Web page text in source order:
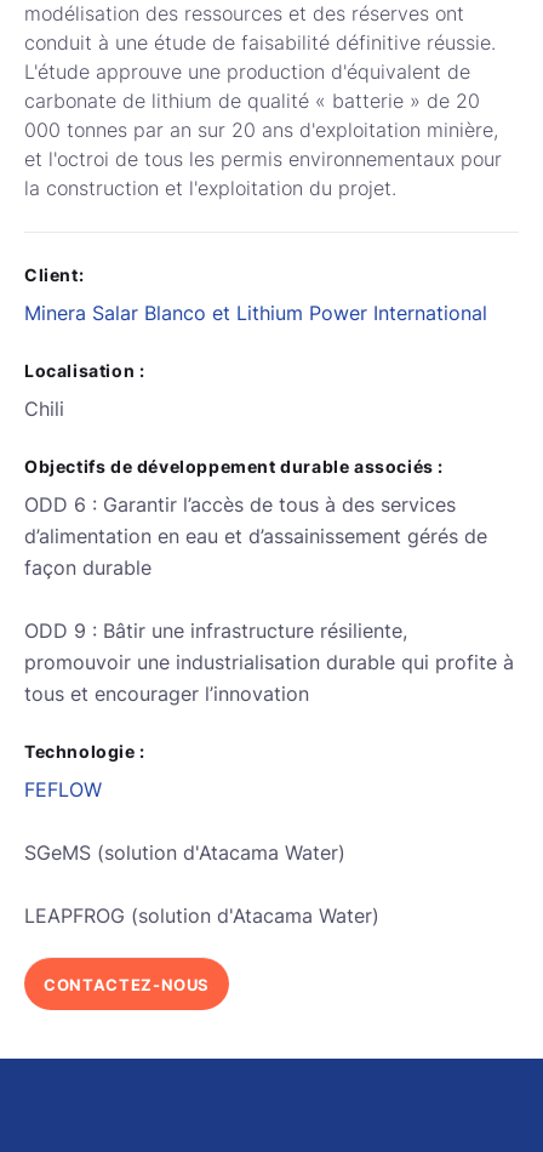
modélisation des ressources et des réserves ont
conduit à une étude de faisabilité définitive réussie.
L'étude approuve une production d'équivalent de
carbonate de lithium de qualité « batterie » de 20
000 tonnes par an sur 20 ans d'exploitation minière,
et l'octroi de tous les permis environnementaux pour
la construction et l'exploitation du projet.
Client:
Minera Salar Blanco et Lithium Power International
Localisation :
Chili
Objectifs de développement durable associés :
ODD 6 : Garantir l’accès de tous à des services
d’alimentation en eau et d’assainissement gérés de
façon durable
ODD 9 : Bâtir une infrastructure résiliente,
promouvoir une industrialisation durable qui profite à
tous et encourager l’innovation
Technologie :
FEFLOW
SGeMS (solution d'Atacama Water)
LEAPFROG (solution d'Atacama Water)
CONTACTEZ-NOUS